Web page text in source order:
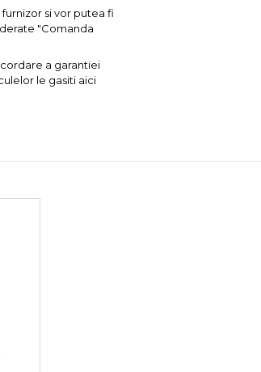
si vor putea fi
"Comanda
a garantiei
le gasiti aici